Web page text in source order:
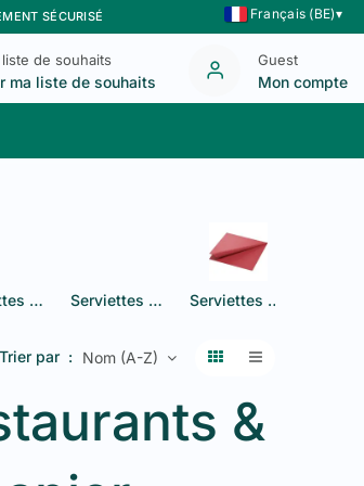
SÉCURISÉ Français (BE)▾
liste de souhaits
ma liste de souhaits
Guest
Mon compte
Serviettes couleur 3 plis 1/8 Serviettes couleurs 2 plis Serviettes couleurs 3 plis
Trier par : Nom (A-Z)
&